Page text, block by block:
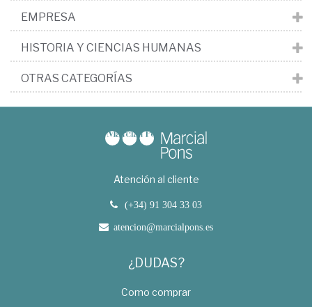
EMPRESA
HISTORIA Y CIENCIAS HUMANAS
OTRAS CATEGORÍAS
Atención al cliente
(+34) 91 304 33 03
atencion@marcialpons.es
¿DUDAS?
Como comprar